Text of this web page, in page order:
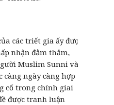
các triết gia ấy được
nhận đằm thắm,
Muslim Sunni và
ngày càng hợp
cố trong chính giai
được tranh luận